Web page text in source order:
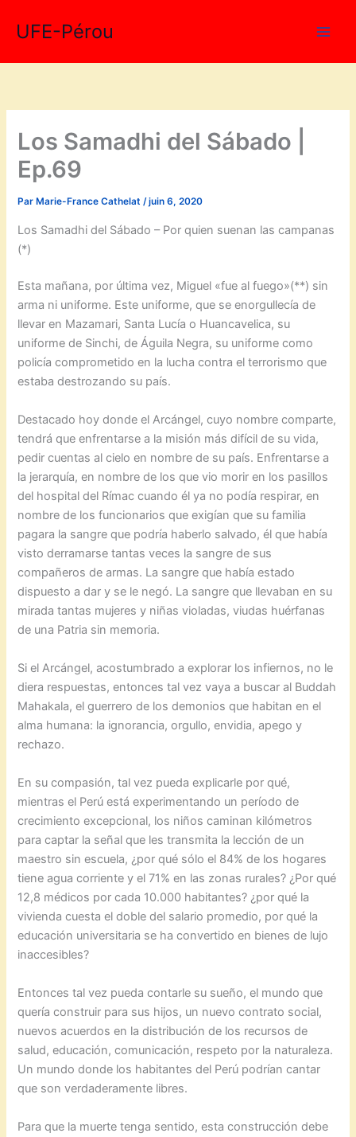
UFE-Pérou
Los Samadhi del Sábado |
Ep.69
Par Marie-France Cathelat/juin 6, 2020
Los Samadhi del Sábado – Por quien suenan las campanas
(*)
Esta mañana, por última vez, Miguel «fue al fuego»(**) sin
arma ni uniforme. Este uniforme, que se enorgullecía de
llevar en Mazamari, Santa Lucía o Huancavelica, su
uniforme de Sinchi, de Águila Negra, su uniforme como
policía comprometido en la lucha contra el terrorismo que
estaba destrozando su país.
Destacado hoy donde el Arcángel, cuyo nombre comparte,
tendrá que enfrentarse a la misión más difícil de su vida,
pedir cuentas al cielo en nombre de su país. Enfrentarse a
la jerarquía, en nombre de los que vio morir en los pasillos
del hospital del Rímac cuando él ya no podía respirar, en
nombre de los funcionarios que exigían que su familia
pagara la sangre que podría haberlo salvado, él que había
visto derramarse tantas veces la sangre de sus
compañeros de armas. La sangre que había estado
dispuesto a dar y se le negó. La sangre que llevaban en su
mirada tantas mujeres y niñas violadas, viudas huérfanas
de una Patria sin memoria.
Si el Arcángel, acostumbrado a explorar los infiernos, no le
diera respuestas, entonces tal vez vaya a buscar al Buddah
Mahakala, el guerrero de los demonios que habitan en el
alma humana: la ignorancia, orgullo, envidia, apego y
rechazo.
En su compasión, tal vez pueda explicarle por qué,
mientras el Perú está experimentando un período de
crecimiento excepcional, los niños caminan kilómetros
para captar la señal que les transmita la lección de un
maestro sin escuela, ¿por qué sólo el 84% de los hogares
tiene agua corriente y el 71% en las zonas rurales? ¿Por qué
12,8 médicos por cada 10.000 habitantes? ¿por qué la
vivienda cuesta el doble del salario promedio, por qué la
educación universitaria se ha convertido en bienes de lujo
inaccesibles?
Entonces tal vez pueda contarle su sueño, el mundo que
quería construir para sus hijos, un nuevo contrato social,
nuevos acuerdos en la distribución de los recursos de
salud, educación, comunicación, respeto por la naturaleza.
Un mundo donde los habitantes del Perú podrían cantar
que son verdaderamente libres.
Para que la muerte tenga sentido, esta construcción debe